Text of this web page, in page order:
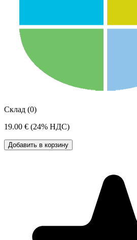
Склад (0)
19.00 € (24% НДС)
Добавить в корзину